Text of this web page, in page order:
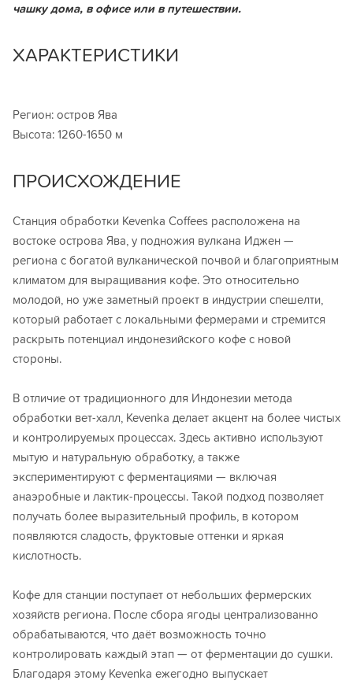
чашку дома, в офисе или в путешествии.
ХАРАКТЕРИСТИКИ
Регион: остров Ява
Высота: 1260-1650 м
ПРОИСХОЖДЕНИЕ
Станция обработки Kevenka Coffees расположена на
востоке острова Ява, у подножия вулкана Иджен —
региона с богатой вулканической почвой и благоприятным
климатом для выращивания кофе. Это относительно
молодой, но уже заметный проект в индустрии спешелти,
который работает с локальными фермерами и стремится
раскрыть потенциал индонезийского кофе с новой
стороны.
В отличие от традиционного для Индонезии метода
обработки вет-халл, Kevenka делает акцент на более чистых
и контролируемых процессах. Здесь активно используют
мытую и натуральную обработку, а также
экспериментируют с ферментациями — включая
анаэробные и лактик-процессы. Такой подход позволяет
получать более выразительный профиль, в котором
появляются сладость, фруктовые оттенки и яркая
кислотность.
Кофе для станции поступает от небольших фермерских
хозяйств региона. После сбора ягоды централизованно
обрабатываются, что даёт возможность точно
контролировать каждый этап — от ферментации до сушки.
Благодаря этому Kevenka ежегодно выпускает